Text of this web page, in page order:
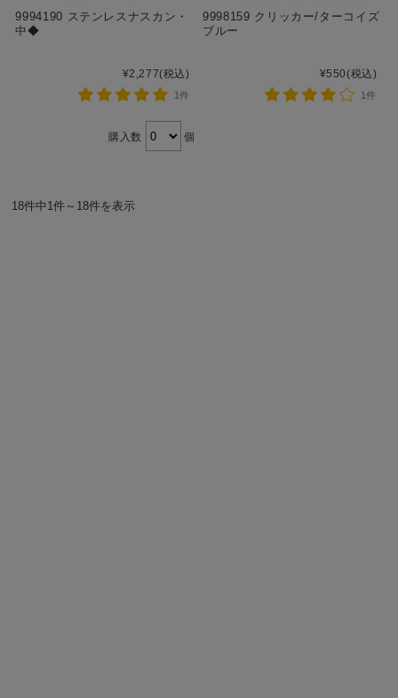
9994190 ステンレスナスカン・
中◆
¥2,277(税込)
1件
購入数 個
9998159 クリッカー/ターコイズ
ブルー
¥550(税込)
1件
18件中1件～18件を表示